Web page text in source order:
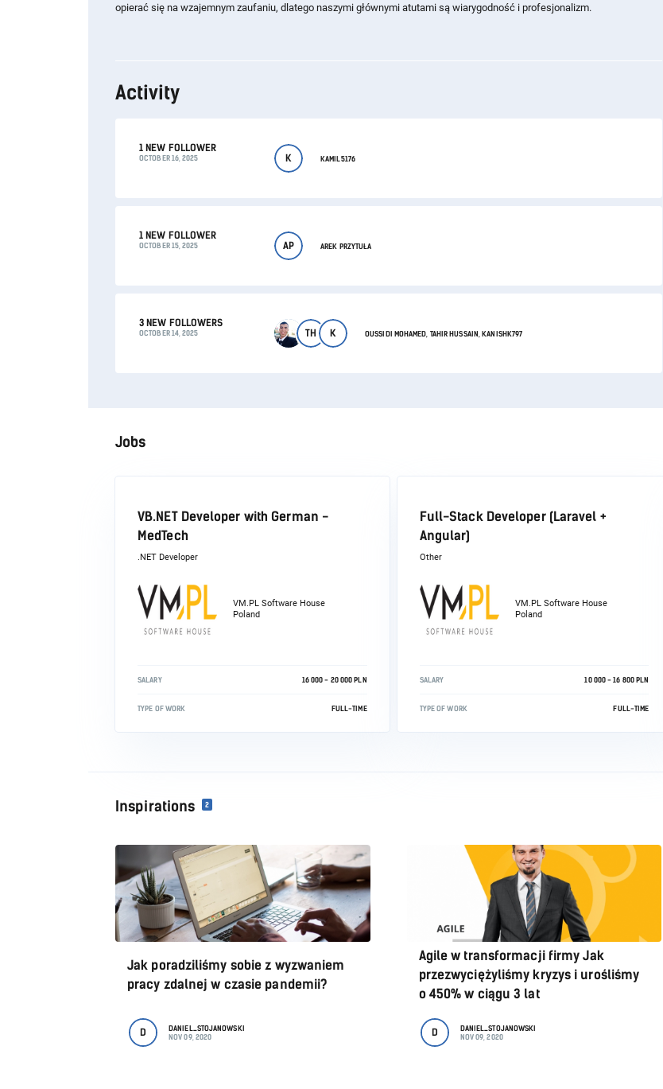
opierać się na wzajemnym zaufaniu, dlatego naszymi głównymi atutami są wiarygodność i profesjonalizm.
Activity
1 NEW FOLLOWER
OCTOBER 16, 2025 K KAMIL5176
1 NEW FOLLOWER
OCTOBER 15, 2025 AP AREK PRZYTUŁA
3 NEW FOLLOWERS
OCTOBER 14, 2025 TH K OUSSIDI MOHAMED, TAHIR HUSSAIN, KANISHK797
Jobs
VB.NET Developer with German -
MedTech
.NET Developer
VM.PL Software House
Poland
SALARY 16 000 - 20 000 PLN
TYPE OF WORK FULL-TIME
Full-Stack Developer (Laravel +
Angular)
Other
VM.PL Software House
Poland
SALARY 10 000 - 16 800 PLN
TYPE OF WORK FULL-TIME
Inspirations 2
Jak poradziliśmy sobie z wyzwaniem
pracy zdalnej w czasie pandemii?
D
DANIEL_STOJANOWSKI
NOV 09, 2020
Agile w transformacji firmy Jak
przezwyciężyliśmy kryzys i urośliśmy
o 450% w ciągu 3 lat
D
DANIEL_STOJANOWSKI
NOV 09, 2020